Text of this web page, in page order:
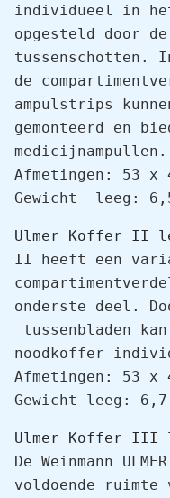
individueel in
opgesteld door
tussenschotten.
de
ampulstrips
gemonteerd en
medicijnampullen.
Afmetingen: 53 x
Gewicht  leeg:
Ulmer Koffer II
II heeft een
onderste deel.
tussenbladen
noodkoffer
Afmetingen: 53 x
Gewicht leeg:
Ulmer Koffer III
De Weinmann
voldoende